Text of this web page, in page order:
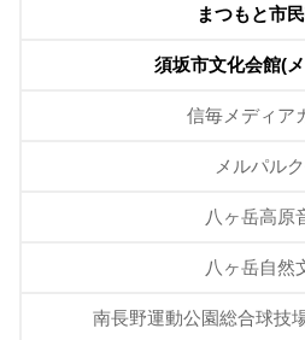
まつもと市
須坂市文化会館(
信毎メディア
メルパル
八ヶ岳高原
八ヶ岳自然
南長野運動公園総合球技